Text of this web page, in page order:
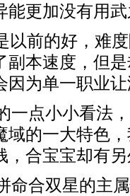
能更加没有用
前的好，难度
副本速度，但
因为单一职业
点小小看法，
域的一大特色
，合宝宝却有
合双星的主属